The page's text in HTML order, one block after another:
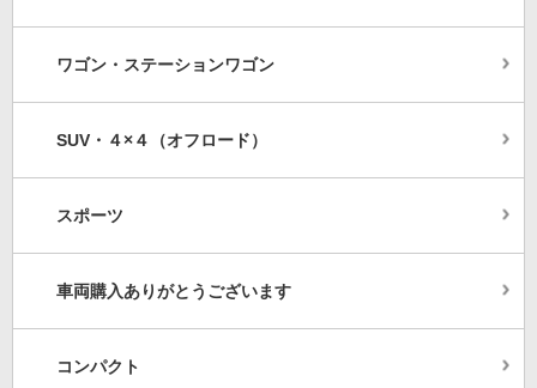
ワゴン・ステーションワゴン
SUV・４×４（オフロード）
スポーツ
車両購入ありがとうございます
コンパクト